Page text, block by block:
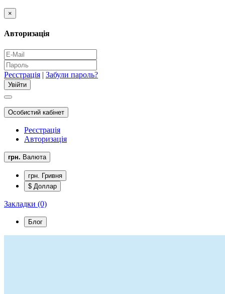
×
Авторизація
Реєстрація | Забули пароль?
Особистий кабінет
Реєстрація
Авторизація
грн. Валюта
грн. Гривня
$ Доллар
Закладки (0)
Блог